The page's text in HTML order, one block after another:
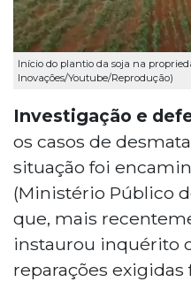
Início do plantio da soja na
Inovações/Youtube/Reprodução)
Investigação e
os casos de
situação foi
(Ministério Público
que, mais
instaurou inquérito
reparações exigidas